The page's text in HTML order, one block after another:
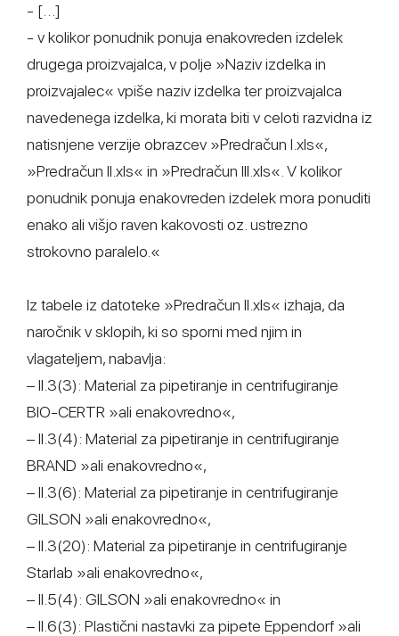
- […]
- v kolikor ponudnik ponuja enakovreden izdelek
drugega proizvajalca, v polje »Naziv izdelka in
proizvajalec« vpiše naziv izdelka ter proizvajalca
navedenega izdelka, ki morata biti v celoti razvidna iz
natisnjene verzije obrazcev »Predračun I.xls«,
»Predračun II.xls« in »Predračun III.xls«. V kolikor
ponudnik ponuja enakovreden izdelek mora ponuditi
enako ali višjo raven kakovosti oz. ustrezno
strokovno paralelo.«
Iz tabele iz datoteke »Predračun II.xls« izhaja, da
naročnik v sklopih, ki so sporni med njim in
vlagateljem, nabavlja:
– II.3(3): Material za pipetiranje in centrifugiranje
BIO-CERTR »ali enakovredno«,
– II.3(4): Material za pipetiranje in centrifugiranje
BRAND »ali enakovredno«,
– II.3(6): Material za pipetiranje in centrifugiranje
GILSON »ali enakovredno«,
– II.3(20): Material za pipetiranje in centrifugiranje
Starlab »ali enakovredno«,
– II.5(4): GILSON »ali enakovredno« in
– II.6(3): Plastični nastavki za pipete Eppendorf »ali